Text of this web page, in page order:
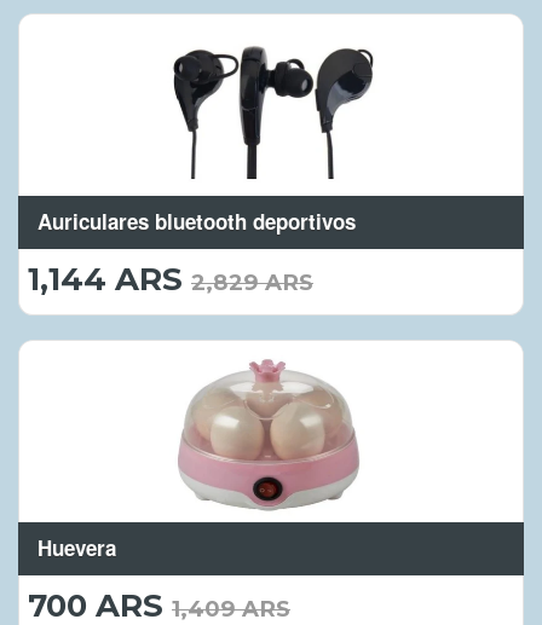
Auriculares bluetooth deportivos
1,144 ARS 1,144.00
ARS
2,829 ARS
Huevera
700 ARS 700.00
1,409 ARS